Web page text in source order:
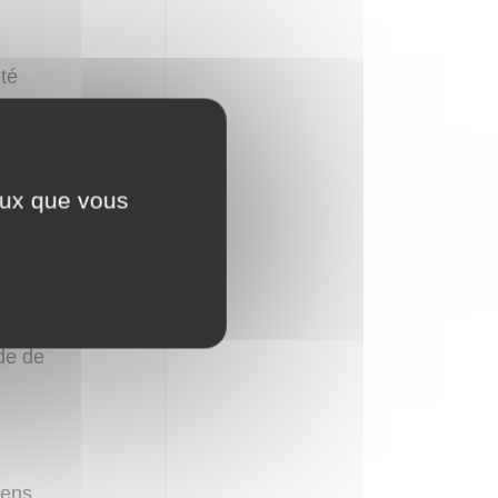
,
l’un
elle
de
que vous